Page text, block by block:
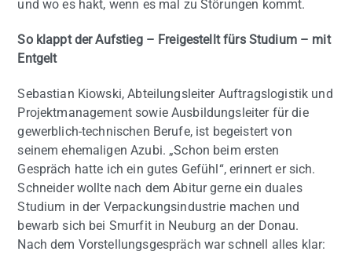
und wo es hakt, wenn es mal zu Störungen kommt.
So klappt der Aufstieg – Freigestellt fürs Studium – mit
Entgelt
Sebastian Kiowski, Abteilungsleiter Auftragslogistik und
Projektmanagement sowie Ausbildungsleiter für die
gewerblich-technischen Berufe, ist begeistert von
seinem ehemaligen Azubi. „Schon beim ersten
Gespräch hatte ich ein gutes Gefühl“, erinnert er sich.
Schneider wollte nach dem Abitur gerne ein duales
Studium in der Verpackungsindustrie machen und
bewarb sich bei Smurfit in Neuburg an der Donau.
Nach dem Vorstellungsgespräch war schnell alles klar: